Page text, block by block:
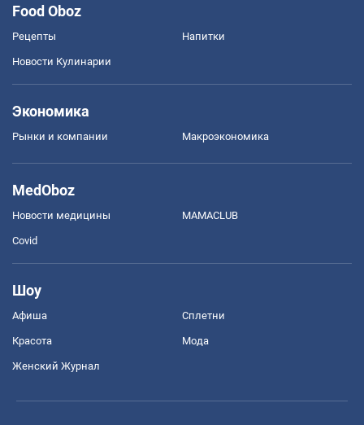
Food Oboz
Рецепты Напитки
Новости Кулинарии
Экономика
Рынки и компании Mакроэкономика
MedOboz
Новости медицины MAMACLUB
Covid
Шоу
Афиша Сплетни
Красота Мода
Женский Журнал